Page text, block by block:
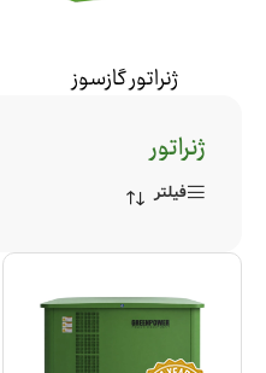
ژنراتور گازسوز
ژنراتور
فیلتر